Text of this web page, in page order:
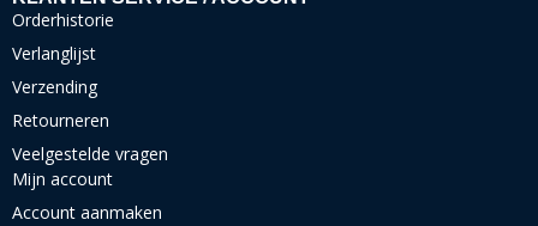
Orderhistorie
Verlanglijst
Verzending
Retourneren
Veelgestelde vragen
Mijn account
Account aanmaken